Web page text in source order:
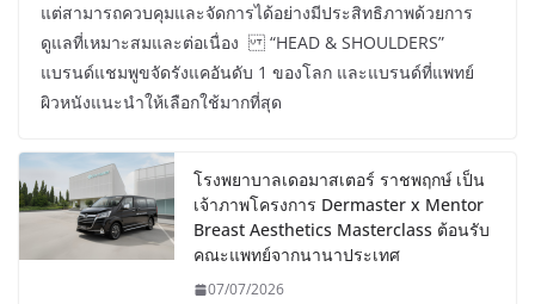
แต่สามารถควบคุมและจัดการได้อย่างมีประสิทธิภาพด้วยการ
ดูแลที่เหมาะสมและต่อเนื่อง “HEAD & SHOULDERS”
แบรนด์แชมพูขจัดรังแคอันดับ 1 ของโลก และแบรนด์ที่แพทย์
ผิวหนังแนะนำให้เลือกใช้มากที่สุด
โรงพยาบาลเดอมาสเตอร์ ราชพฤกษ์ เป็น
เจ้าภาพโครงการ Dermaster x Mentor
Breast Aesthetics Masterclass ต้อนรับ
คณะแพทย์จากนานาประเทศ
07/07/2026